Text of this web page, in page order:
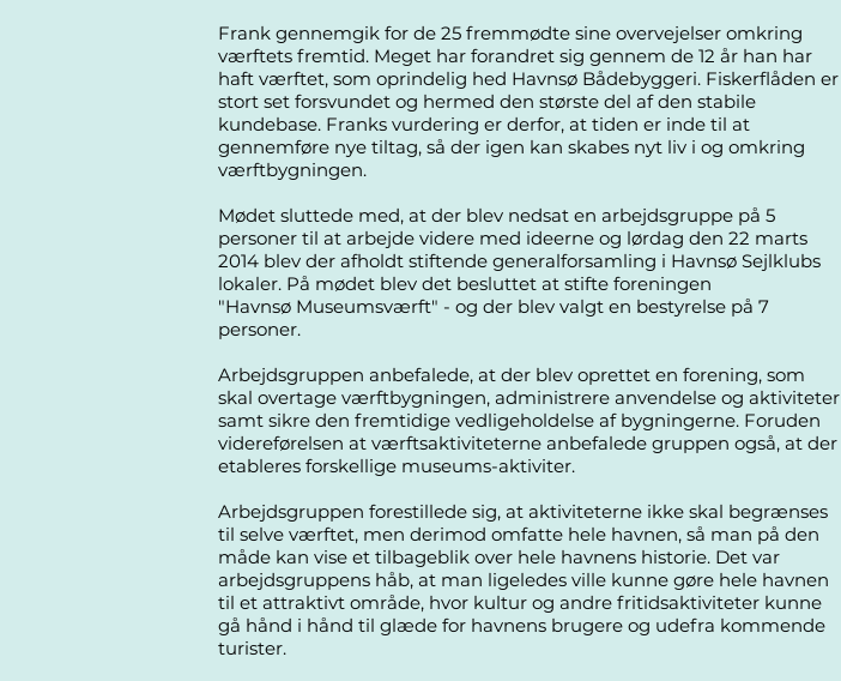
Frank gennemgik for de 25 fremmødte sine overvejelser omkring
værftets fremtid. Meget har forandret sig gennem de 12 år han har
haft værftet, som oprindelig hed Havnsø Bådebyggeri. Fiskerflåden er
stort set forsvundet og hermed den største del af den stabile
kundebase. Franks vurdering er derfor, at tiden er inde til at
gennemføre nye tiltag, så der igen kan skabes nyt liv i og omkring
værftbygningen.
Mødet sluttede med, at der blev nedsat en arbejdsgruppe på 5
personer til at arbejde videre med ideerne og lørdag den 22 marts
2014 blev der afholdt stiftende generalforsamling i Havnsø Sejlklubs
lokaler. På mødet blev det besluttet at stifte foreningen
"Havnsø Museumsværft" - og der blev valgt en bestyrelse på 7
personer.
Arbejdsgruppen anbefalede, at der blev oprettet en forening, som
skal overtage værftbygningen, administrere anvendelse og aktiviteter
samt sikre den fremtidige vedligeholdelse af bygningerne. Foruden
videreførelsen at værftsaktiviteterne anbefalede gruppen også, at der
etableres forskellige museums-aktiviter.
Arbejdsgruppen forestillede sig, at aktiviteterne ikke skal begrænses
til selve værftet, men derimod omfatte hele havnen, så man på den
måde kan vise et tilbageblik over hele havnens historie. Det var
arbejdsgruppens håb, at man ligeledes ville kunne gøre hele havnen
til et attraktivt område, hvor kultur og andre fritidsaktiviteter kunne
gå hånd i hånd til glæde for havnens brugere og udefra kommende
turister.